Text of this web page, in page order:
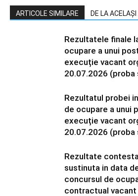
ARTICOLE SIMILARE DE LA
Rezultatele finale
ocupare a unui
execuție vacant
20.07.2026 (proba
Rezultatul probei
de ocupare a unui
execuție vacant
20.07.2026 (proba
Rezultate
sustinuta in data
concursul de
contractual